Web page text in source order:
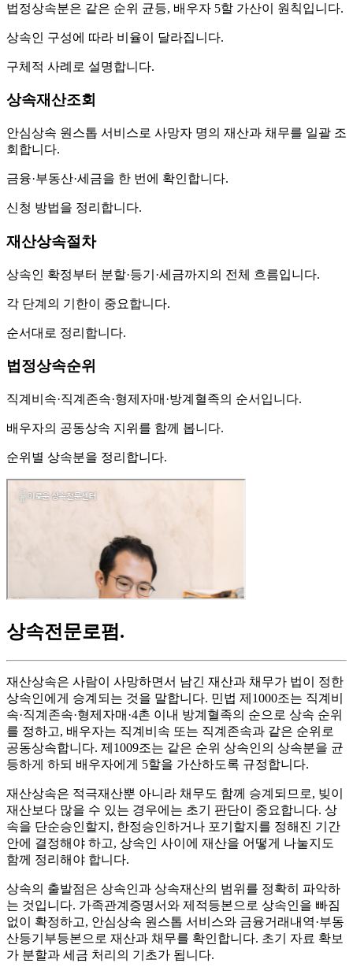
법정상속분은 같은 순위 균등, 배우자 5할 가산이 원칙입니다.
상속인 구성에 따라 비율이 달라집니다.
구체적 사례로 설명합니다.
상속재산조회
안심상속 원스톱 서비스로 사망자 명의 재산과 채무를 일괄 조
회합니다.
금융·부동산·세금을 한 번에 확인합니다.
신청 방법을 정리합니다.
재산상속절차
상속인 확정부터 분할·등기·세금까지의 전체 흐름입니다.
각 단계의 기한이 중요합니다.
순서대로 정리합니다.
법정상속순위
직계비속·직계존속·형제자매·방계혈족의 순서입니다.
배우자의 공동상속 지위를 함께 봅니다.
순위별 상속분을 정리합니다.
상속전문로펌 .
재산상속은 사람이 사망하면서 남긴 재산과 채무가 법이 정한
상속인에게 승계되는 것을 말합니다. 민법 제1000조는 직계비
속·직계존속·형제자매·4촌 이내 방계혈족의 순으로 상속 순위
를 정하고, 배우자는 직계비속 또는 직계존속과 같은 순위로
공동상속합니다. 제1009조는 같은 순위 상속인의 상속분을 균
등하게 하되 배우자에게 5할을 가산하도록 규정합니다.
재산상속은 적극재산뿐 아니라 채무도 함께 승계되므로, 빚이
재산보다 많을 수 있는 경우에는 초기 판단이 중요합니다. 상
속을 단순승인할지, 한정승인하거나 포기할지를 정해진 기간
안에 결정해야 하고, 상속인 사이에 재산을 어떻게 나눌지도
함께 정리해야 합니다.
상속의 출발점은 상속인과 상속재산의 범위를 정확히 파악하
는 것입니다. 가족관계증명서와 제적등본으로 상속인을 빠짐
없이 확정하고, 안심상속 원스톱 서비스와 금융거래내역·부동
산등기부등본으로 재산과 채무를 확인합니다. 초기 자료 확보
가 분할과 세금 처리의 기초가 됩니다.